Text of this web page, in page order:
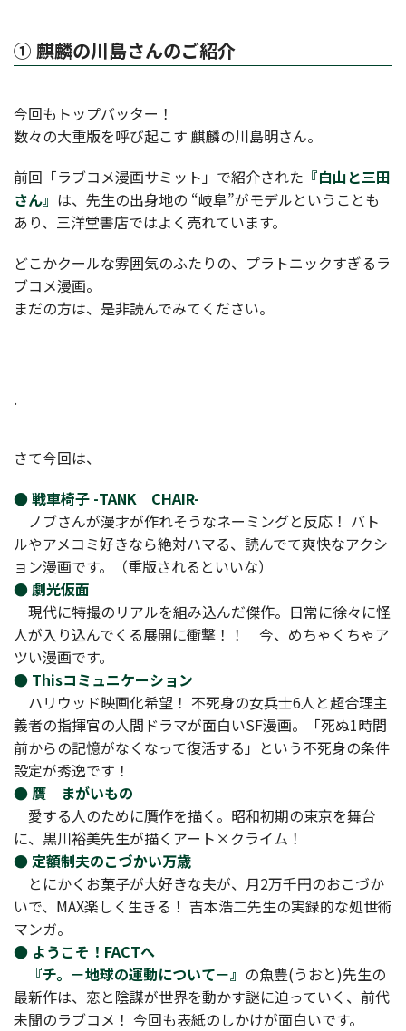
① 麒麟の川島さんのご紹介
今回もトップバッター！
数々の大重版を呼び起こす 麒麟の川島明さん。
前回「ラブコメ漫画サミット」で紹介された 『白山と三田
さん』 は、先生の出身地の “岐阜”がモデルということも
あり、三洋堂書店ではよく売れています。
どこかクールな雰囲気のふたりの、プラトニックすぎるラ
ブコメ漫画。
まだの方は、是非読んでみてください。
.
さて今回は、
● 戦車椅子 -TANK CHAIR-
ノブさんが漫才が作れそうなネーミングと反応！ バト
ルやアメコミ好きなら絶対ハマる、読んでて爽快なアクシ
ョン漫画です。（重版されるといいな）
● 劇光仮面
現代に特撮のリアルを組み込んだ傑作。日常に徐々に怪
人が入り込んでくる展開に衝撃！！ 今、めちゃくちゃア
ツい漫画です。
● Thisコミュニケーション
ハリウッド映画化希望！ 不死身の女兵士6人と超合理主
義者の指揮官の人間ドラマが面白いSF漫画。「死ぬ1時間
前からの記憶がなくなって復活する」という不死身の条件
設定が秀逸です！
● 贋 まがいもの
愛する人のために贋作を描く。昭和初期の東京を舞台
に、黒川裕美先生が描くアート×クライム！
● 定額制夫のこづかい万歳
とにかくお菓子が大好きな夫が、月2万千円のおこづか
いで、MAX楽しく生きる！ 吉本浩二先生の実録的な処世術
マンガ。
● ようこそ！FACTへ
『チ。－地球の運動について－』 の魚豊(うおと)先生の
最新作は、恋と陰謀が世界を動かす謎に迫っていく、前代
未聞のラブコメ！ 今回も表紙のしかけが面白いです。